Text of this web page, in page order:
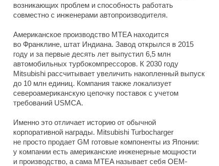
возникающих проблем и способность работать
совместно с инженерами автопроизводителя.
Американское производство MTEA находится
во Франклине, штат Индиана. Завод открылся в 2015
году и за первые десять лет выпустил 6,5 млн
автомобильных турбокомпрессоров. К 2030 году
Mitsubishi рассчитывает увеличить накопленный выпуск
до 10 млн единиц. Компания также локализует
североамериканскую цепочку поставок с учетом
требований USMCA.
Именно это отличает историю от обычной
корпоративной награды. Mitsubishi Turbocharger
не просто продает GM готовые компоненты из Японии:
у компании есть американские инженерные мощности
и производство, а сама MTEA называет себя OEM-